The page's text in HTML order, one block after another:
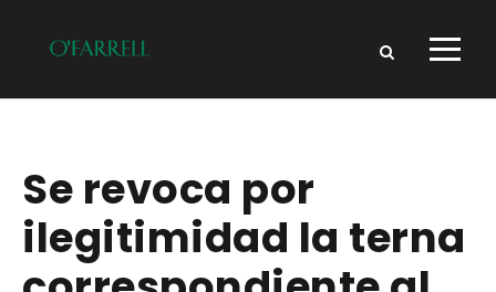
Se revoca por
ilegitimidad la terna